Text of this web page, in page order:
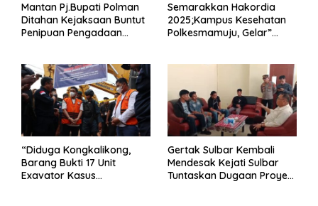
Mantan Pj.Bupati Polman
Ditahan Kejaksaan Buntut
Penipuan Pengadaan
Semarakkan Hakordia
2025;Kampus Kesehatan
Polkesmamuju, Gelar”
“Diduga Kongkalikong,
Barang Bukti 17 Unit
Exavator Kasus
Gertak Sulbar Kembali
Mendesak Kejati Sulbar
Tuntaskan Dugaan Proyek